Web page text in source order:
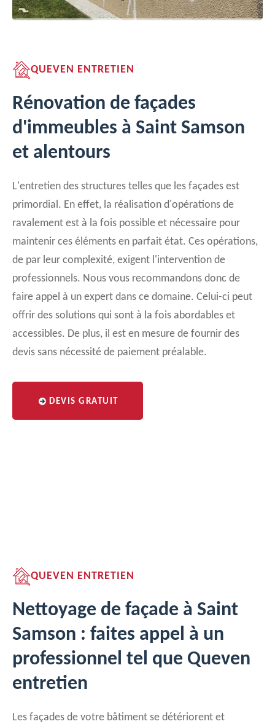
QUEVEN ENTRETIEN
Rénovation de façades
d'immeubles à Saint Samson
et alentours
L'entretien des structures telles que les façades est
primordial. En effet, la réalisation d'opérations de
ravalement est à la fois possible et nécessaire pour
maintenir ces éléments en parfait état. Ces opérations,
de par leur complexité, exigent l'intervention de
professionnels. Nous vous recommandons donc de
faire appel à un expert dans ce domaine. Celui-ci peut
offrir des solutions qui sont à la fois abordables et
accessibles. De plus, il est en mesure de fournir des
devis sans nécessité de paiement préalable.
DEVIS GRATUIT
QUEVEN ENTRETIEN
Nettoyage de façade à Saint
Samson : faites appel à un
professionnel tel que Queven
entretien
Les façades de votre bâtiment se détériorent et